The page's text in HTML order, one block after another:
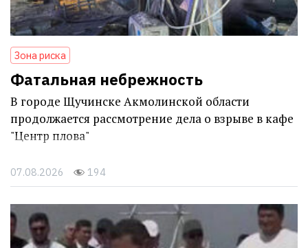
Зона риска
Фатальная небрежность
В городе Щучинске Акмолинской области
продолжается рассмотрение дела о взрыве в кафе
"Центр плова"
07.08.2026 194